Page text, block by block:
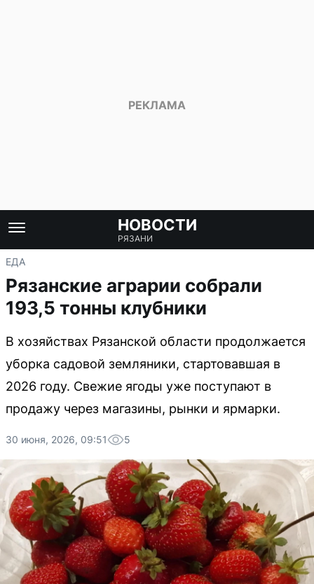
НОВОСТИ
РЯЗАНИ
ЕДА
Рязанские аграрии собрали
193,5 тонны клубники
В хозяйствах Рязанской области продолжается
уборка садовой земляники, стартовавшая в
2026 году. Свежие ягоды уже поступают в
продажу через магазины, рынки и ярмарки.
30 июня, 2026, 09:51 5